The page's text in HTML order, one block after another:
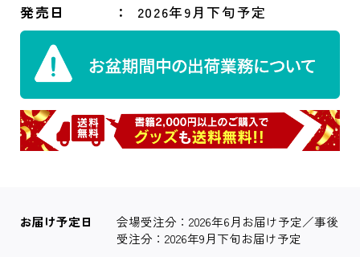
発売日
2026年9月下旬予定
お届け予定日
会場受注分：2026年6月お届け予定／事後
受注分：2026年9月下旬お届け予定